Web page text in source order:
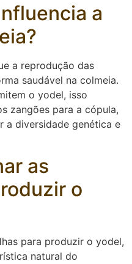
a
a reprodução das
saudável na colmeia.
o yodel, isso
zangões para a cópula,
a diversidade genética e
as
o
para produzir o yodel,
natural do